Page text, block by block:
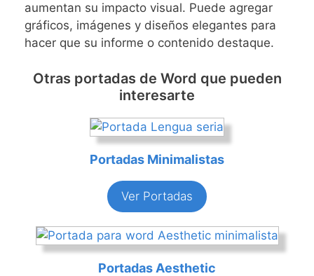
aumentan su impacto visual. Puede agregar
gráficos, imágenes y diseños elegantes para
hacer que su informe o contenido destaque.
Otras portadas de Word que pueden
interesarte
Portadas Minimalistas
Ver Portadas
Portadas Aesthetic